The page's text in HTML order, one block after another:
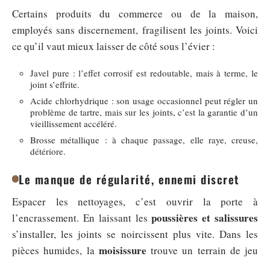
Certains produits du commerce ou de la maison,
employés sans discernement, fragilisent les joints. Voici
ce qu’il vaut mieux laisser de côté sous l’évier :
Javel pure : l’effet corrosif est redoutable, mais à terme, le
joint s’effrite.
Acide chlorhydrique : son usage occasionnel peut régler un
problème de tartre, mais sur les joints, c’est la garantie d’un
vieillissement accéléré.
Brosse métallique : à chaque passage, elle raye, creuse,
détériore.
Le manque de régularité, ennemi discret
Espacer les nettoyages, c’est ouvrir la porte à
l’encrassement. En laissant lespoussières et salissures
s’installer, les joints se noircissent plus vite. Dans les
pièces humides, la moisissure trouve un terrain de jeu